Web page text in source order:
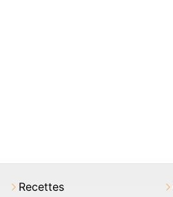
Recettes